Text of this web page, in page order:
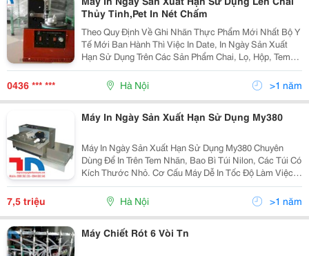
Thủy Tinh,Pet In Nét Chấm
Theo Quy Định Về Ghi Nhãn Thực Phẩm Mới Nhất Bộ Y
Tế Mới Ban Hành Thì Việc In Date, In Ngày Sản Xuất
Hạn Sử Dụng Trên Các Sản Phẩm Chai, Lọ, Hộp, Tem
Nhãn Là Bắt Buộc. Với Sản Phẩm Là Tem Nhãn Hoặc
Vỏ Hộp Thì Bạn Có Thể Sử Dụng Máy In Date Dap Tay
0436 *** *** Hà Nội >1 năm
Máy In Ngày Sản Xuất Hạn Sử Dụng My380
Máy In Ngày Sản Xuất Hạn Sử Dụng My380 Chuyên
Dùng Để In Trên Tem Nhãn, Bao Bì Túi Nilon, Các Túi Có
Kích Thước Nhỏ. Cơ Cấu Máy Dễ In Tốc Độ Làm Việc
Nhanh, In Dạng Tập Như Đếm Tiền, Thao Tác Đơn Giản
Dễ Sử Dụng ... Máy In Hạn Sử Dụng My380 Thư
7,5 triệu Hà Nội >1 năm
Máy Chiết Rót 6 Vòi Tn